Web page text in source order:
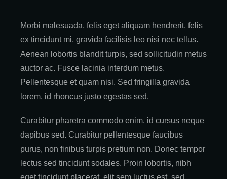
Morbi malesuada, felis eget aliquam hendrerit, felis
ex tincidunt mi, gravida facilisis leo nisi nec tellus.
Aenean lobortis blandit turpis, sed sollicitudin metus
auctor ac. Fusce lacinia interdum metus.
Pellentesque et quam nisi. Sed fringilla gravida
lorem, id rhoncus justo egestas sed.
Curabitur pharetra commodo enim, id cursus neque
dapibus sed. Curabitur pellentesque faucibus
purus, non finibus turpis pretium non. Donec tempor
lectus sed tincidunt sodales. Proin lobortis, nibh
eget tincidunt placerat, elit sem luctus est, sed